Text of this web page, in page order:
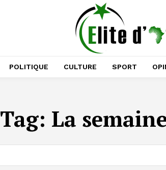
POLITIQUE CULTURE SPORT
Tag: La